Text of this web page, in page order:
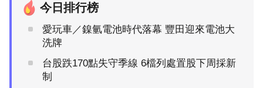
今日排行榜
愛玩車／鎳氫電池時代落幕 豐田迎來電池大
洗牌
台股跌170點失守季線 6檔列處置股下周採新
制